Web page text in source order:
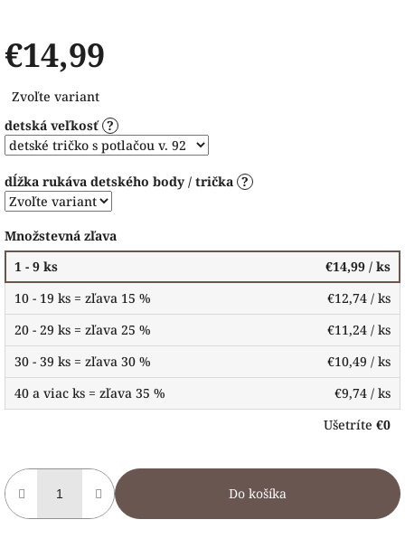
€14,99
cena:
Zvoľte variant
detská veľkosť ?
dĺžka rukáva detského body / trička ?
Množstevná zľava
1 - 9 ks
€14,99 / ks
10 - 19 ks = zľava 15 %
€12,74 / ks
20 - 29 ks = zľava 25 %
€11,24 / ks
30 - 39 ks = zľava 30 %
€10,49 / ks
40 a viac ks = zľava 35 %
€9,74 / ks
Ušetríte €0
Do košíka